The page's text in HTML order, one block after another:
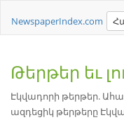
NewspaperIndex.com
Թերթեր եւ
Էկվադորի թերթեր.
ազդեցիկ թերթերը